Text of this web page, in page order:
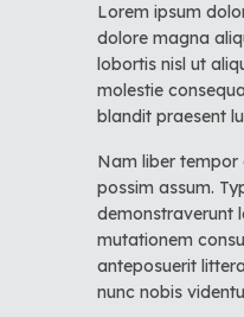
Lorem ipsum
dolore magna
lobortis nisl ut
molestie
blandit praesent
Nam liber tempor
possim assum.
demonstraverunt
mutationem
anteposuerit
nunc nobis